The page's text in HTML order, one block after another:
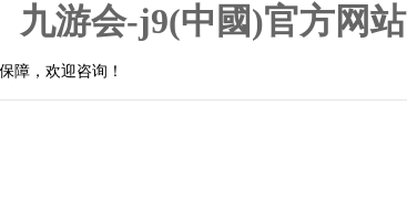
九游会-j9(中國)官方网站
障，欢迎咨询！